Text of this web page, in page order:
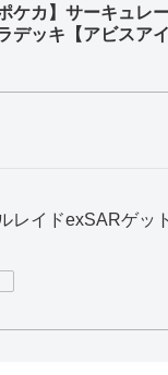
ポケカ】サーキュレ
デッキ【アビスアイ
レイドexSARゲッ